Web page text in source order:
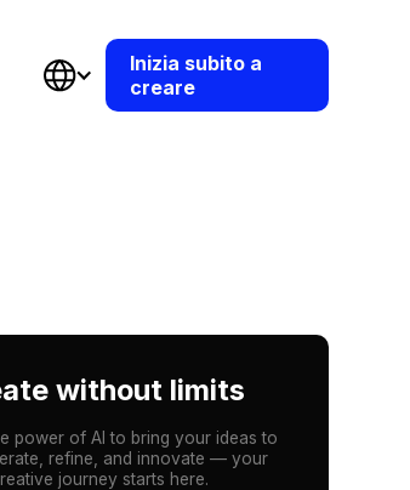
Inizia subito a
creare
without limits
power of AI to bring your ideas to
refine, and innovate — your
journey starts here.